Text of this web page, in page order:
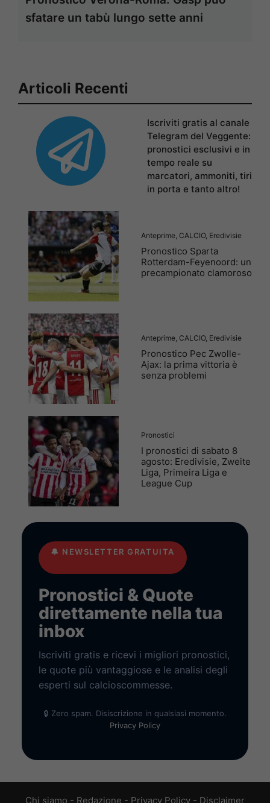
sfatare un tabù lungo sette anni
Articoli Recenti
Iscriviti gratis al canale
Telegram del Veggente:
pronostici esclusivi e in
tempo reale su
marcatori, ammoniti, tiri
in porta e tanto altro!
Anteprime, CALCIO, Eredivisie
Pronostico Sparta
Rotterdam-Feyenoord: un
precampionato clamoroso
Anteprime, CALCIO, Eredivisie
Pronostico Pec Zwolle-
Ajax: la prima vittoria è
senza problemi
Pronostici
I pronostici di sabato 8
agosto: Eredivisie, Zweite
Liga, Primeira Liga e
League Cup
🔔 NEWSLETTER GRATUITA
Pronostici & Quote
direttamente nella tua
inbox
Iscriviti gratis e ricevi i migliori pronostici,
le quote più vantaggiose e le analisi degli
esperti sul calcioscommesse.
🔒 Zero spam. Disiscrizione in qualsiasi momento.
Privacy Policy
Chi siamo - Redazione - Privacy Policy - Disclaimer